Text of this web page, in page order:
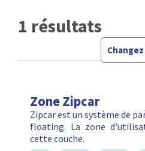
1 résultats
Zone Zipcar
Zipcar est un système de
floating. La zone
cette couche.